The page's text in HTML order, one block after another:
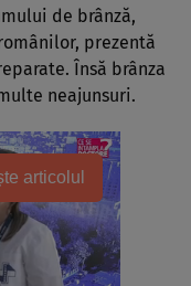
de brânză,
prezentă
Însă brânza
neajunsuri.
articolul